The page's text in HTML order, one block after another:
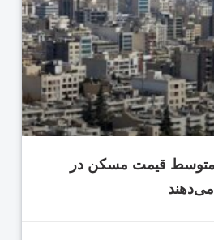
متوسط قیمت مسکن در